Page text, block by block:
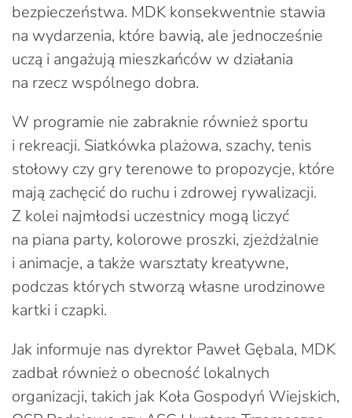
bezpieczeństwa. MDK konsekwentnie stawia
na wydarzenia, które bawią, ale jednocześnie
uczą i angażują mieszkańców w działania
na rzecz wspólnego dobra.
W programie nie zabraknie również sportu
i rekreacji. Siatkówka plażowa, szachy, tenis
stołowy czy gry terenowe to propozycje, które
mają zachęcić do ruchu i zdrowej rywalizacji.
Z kolei najmłodsi uczestnicy mogą liczyć
na piana party, kolorowe proszki, zjeżdżalnie
i animacje, a także warsztaty kreatywne,
podczas których stworzą własne urodzinowe
kartki i czapki.
Jak informuje nas dyrektor Paweł Gębala, MDK
zadbał również o obecność lokalnych
organizacji, takich jak Koła Gospodyń Wiejskich,